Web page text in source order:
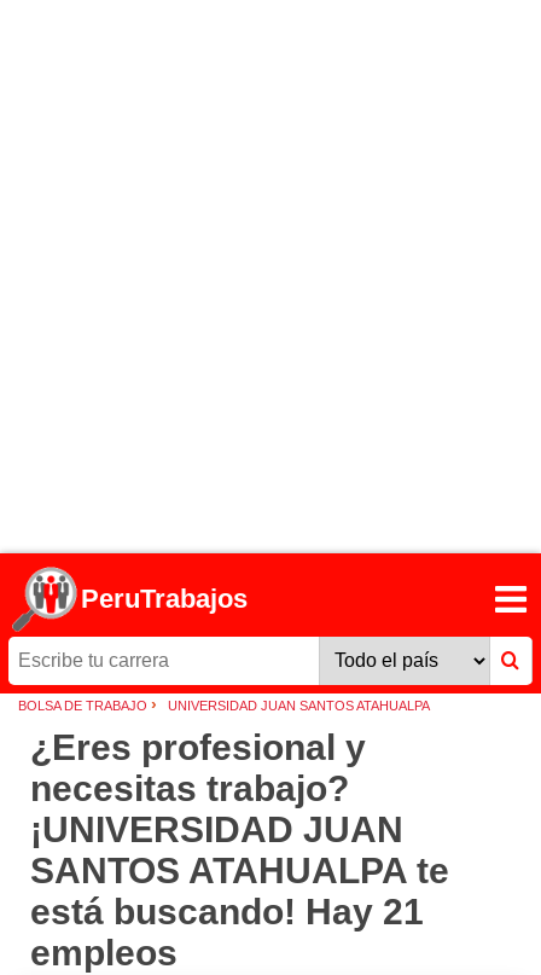
PeruTrabajos
BOLSA DE TRABAJO › UNIVERSIDAD JUAN SANTOS ATAHUALPA
¿Eres profesional y
necesitas trabajo?
¡UNIVERSIDAD JUAN
SANTOS ATAHUALPA te
está buscando! Hay 21
empleos